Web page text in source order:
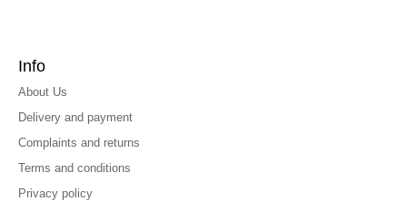
Info
About Us
Delivery and payment
Complaints and returns
Terms and conditions
Privacy policy